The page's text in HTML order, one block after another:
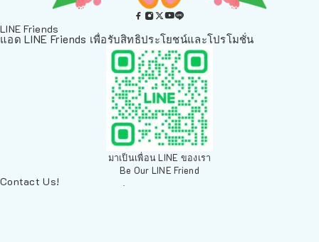
LINE Friends
แอด LINE Friends เพื่อรับสิทธิประโยชน์และโปรโมชั่น
มาเป็นเพื่อน LINE ของเรา
Be Our LINE Friend
Contact Us!